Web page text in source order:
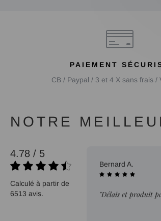
PAIEMENT
CB / Paypal / 3 et 4 X sans frais /
NOTRE
4.78 / 5
Calculé à partir de
6513 avis.
07/08/2026 Bernard A.
"Délais et produit